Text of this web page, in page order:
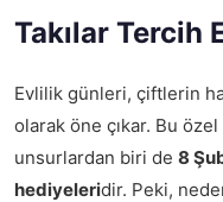
Takılar Tercih
Evlilik günleri, çiftlerin
olarak öne çıkar. Bu
unsurlardan biri de 8
hediyeleridir. Peki,